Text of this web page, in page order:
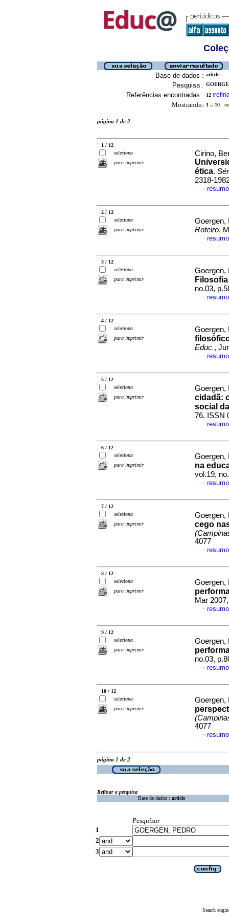
Base de dados : article
Pesquisa :
Referências encontradas : 12 [
Mostrando: 1 .. 10
página 1 de 2
1 / 12
seleciona
para imprimir
Cirino,
ética.
2318-
·
2 / 12
seleciona
para imprimir
Goergen,
Roteiro,
·
3 / 12
seleciona
para imprimir
Goergen,
no.03,
·
4 / 12
seleciona
para imprimir
Goergen,
Educ.,
·
5 / 12
seleciona
para imprimir
Goergen,
cidadã:
social
76. ISSN
·
6 / 12
seleciona
para imprimir
Goergen,
na
vol.19,
·
7 / 12
seleciona
para imprimir
Goergen,
cego
4077
·
8 / 12
seleciona
para imprimir
Goergen,
Mar
·
9 / 12
seleciona
para imprimir
Goergen,
no.03,
·
10 / 12
seleciona
para imprimir
Goergen,
4077
·
página 1 de 2
Refinar a pesquisa
Base de dados : article
Pesquisar
1
2
3
Search